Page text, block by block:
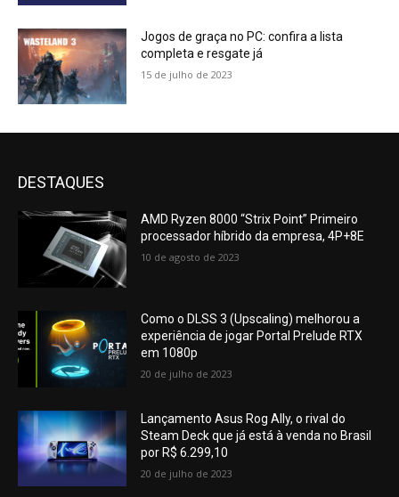
Jogos de graça no PC: confira a lista
completa e resgate já
15 de julho de 2023
DESTAQUES
AMD Ryzen 8000 “Strix Point” Primeiro
processador híbrido da empresa, 4P+8E
10 de agosto de 2023
Como o DLSS 3 (Upscaling) melhorou a
experiência de jogar Portal Prelude RTX
em 1080p
20 de julho de 2023
Lançamento Asus Rog Ally, o rival do
Steam Deck que já está à venda no Brasil
por R$ 6.299,10
20 de julho de 2023